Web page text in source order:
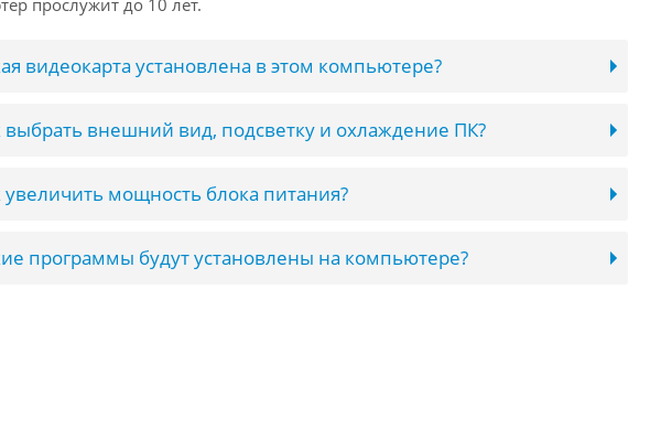
прослужит до 10 лет.
видеокарта установлена в этом компьютере?
выбрать внешний вид, подсветку и охлаждение ПК?
увеличить мощность блока питания?
программы будут установлены на компьютере?